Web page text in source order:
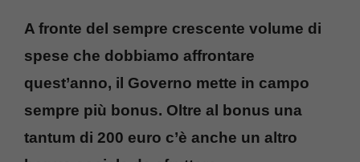
A fronte del sempre crescente volume di
spese che dobbiamo affrontare
quest’anno, il Governo mette in campo
sempre più bonus. Oltre al bonus una
tantum di 200 euro c’è anche un altro